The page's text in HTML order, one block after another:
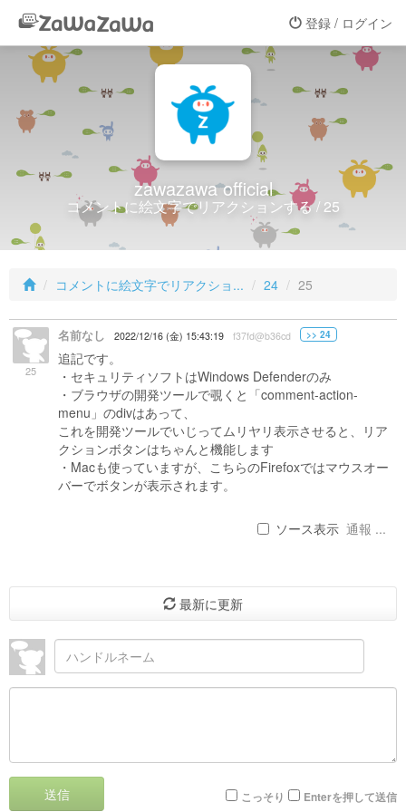
登録 / ログイン
zawazawa official
コメントに絵文字でリアクションする / 25
コメントに絵文字でリアクショ... 24 25
25
名前なし 2022/12/16 (金) 15:43:19 f37fd@b36cd >> 24
追記です。
・セキュリティソフトはWindows Defenderのみ
・ブラウザの開発ツールで覗くと「comment-action-
menu」のdivはあって、
これを開発ツールでいじってムリヤリ表示させると、リア
クションボタンはちゃんと機能します
・Macも使っていますが、こちらのFirefoxではマウスオー
バーでボタンが表示されます。
ソース表示 通報 ...
最新に更新
送信 こっそり Enterを押して送信